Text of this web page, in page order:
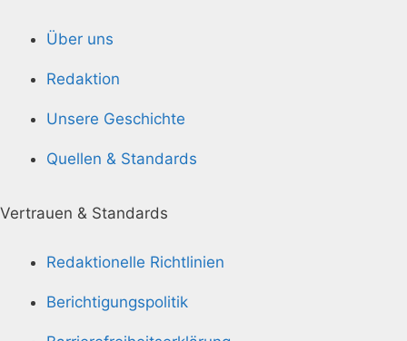
Über uns
Redaktion
Unsere Geschichte
Quellen & Standards
Vertrauen & Standards
Redaktionelle Richtlinien
Berichtigungspolitik